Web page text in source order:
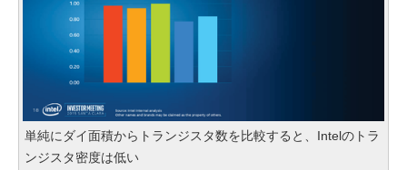
単純にダイ面積からトランジスタ数を比較すると、Intelのトラ
ンジスタ密度は低い